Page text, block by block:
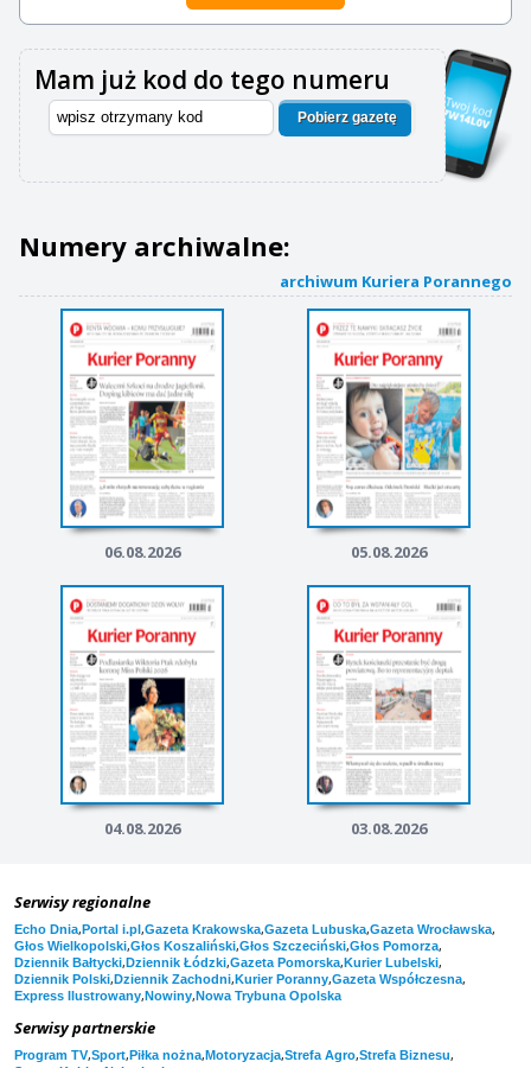
Mam już kod do tego numeru
Pobierz gazetę
Numery archiwalne:
archiwum Kuriera Porannego
06.08.2026 05.08.2026
04.08.2026 03.08.2026
Serwisy regionalne
Echo Dnia,Portal i.pl,Gazeta Krakowska,Gazeta Lubuska,Gazeta Wrocławska,
Głos Wielkopolski,Głos Koszaliński,Głos Szczeciński,Głos Pomorza,
Dziennik Bałtycki,Dziennik Łódzki,Gazeta Pomorska,Kurier Lubelski,
Dziennik Polski,Dziennik Zachodni,Kurier Poranny,Gazeta Współczesna,
Express Ilustrowany,Nowiny,Nowa Trybuna Opolska
Serwisy partnerskie
Program TV,Sport,Piłka nożna,Motoryzacja,Strefa Agro,Strefa Biznesu,